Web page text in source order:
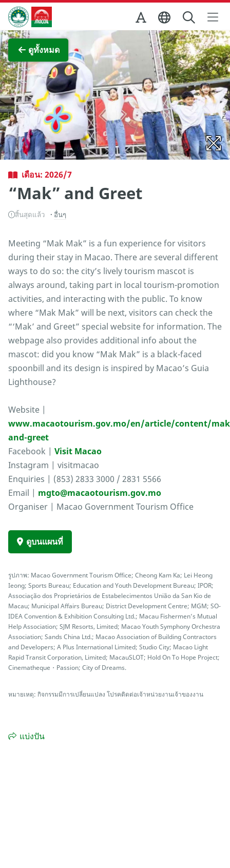
Skip to Main Content
สำนักงานการท่องเที่ยวของรัฐบาลมาเก๊า
ดูทั้งหมด
ภาพขยาย
เดือน: 2026/7
“Mak” and Greet
สิ้นสุดแล้ว อื่นๆ
Meeting “Mak Mak” is a fun experience for visitors
during their stay in Macao. There are several different
ways to do so: the city’s lively tourism mascot is
always around, taking part in local tourism-promotion
activities, and interacting with the public. To know
where “Mak Mak” will be next, visitors can check the
“‘Mak’ and Greet” special website for information. The
webpage also provides additional info about the
mascot: did you know “Mak Mak” is a black-faced
spoonbill and its design is inspired by Macao’s Guia
Lighthouse?
Website |
www.macaotourism.gov.mo/en/article/content/
and-greet
Facebook | Visit Macao
Instagram | visitmacao
Enquiries | (853) 2833 3000 / 2831 5566
Email | mgto@macaotourism.gov.mo
Organiser | Macao Government Tourism Office
ดูบนแผนที่
รูปภาพ: Macao Government Tourism Office; Cheong Kam Ka; Lei Heong
Ieong; Sports Bureau; Education and Youth Development Bureau; IPOR;
Associação dos Proprietários de Estabelecimentos União da San Kio de
Macau; Municipal Affairs Bureau; District Development Centre; MGM; SO-
IDEA Convention & Exhibition Consulting Ltd.; Macau Fishermen’s Mutual
Help Association; SJM Resorts, Limited; Macao Youth Symphony Orchestra
Association; Sands China Ltd.; Macao Association of Building Contractors
and Developers; A Plus International Limited; Studio City; Macao Light
Rapid Transit Corporation, Limited; MacauSLOT; Hold On To Hope Project;
Cinematheque・Passion; City of Dreams.
หมายเหตุ: กิจกรรมมีการเปลี่ยนแปลง โปรคติดต่อเจ้าหน่วยงานเจ้าของงาน
แบ่งปัน